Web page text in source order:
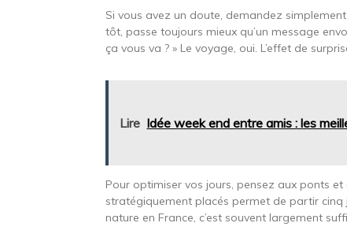
Si vous avez un doute, demandez
tôt, passe toujours mieux qu’un message
ça vous va ? » Le voyage, oui. L’effet de
Lire Idée week end entre amis : les
Pour optimiser vos jours, pensez aux ponts
stratégiquement placés permet de partir cinq
nature en France, c’est souvent largement